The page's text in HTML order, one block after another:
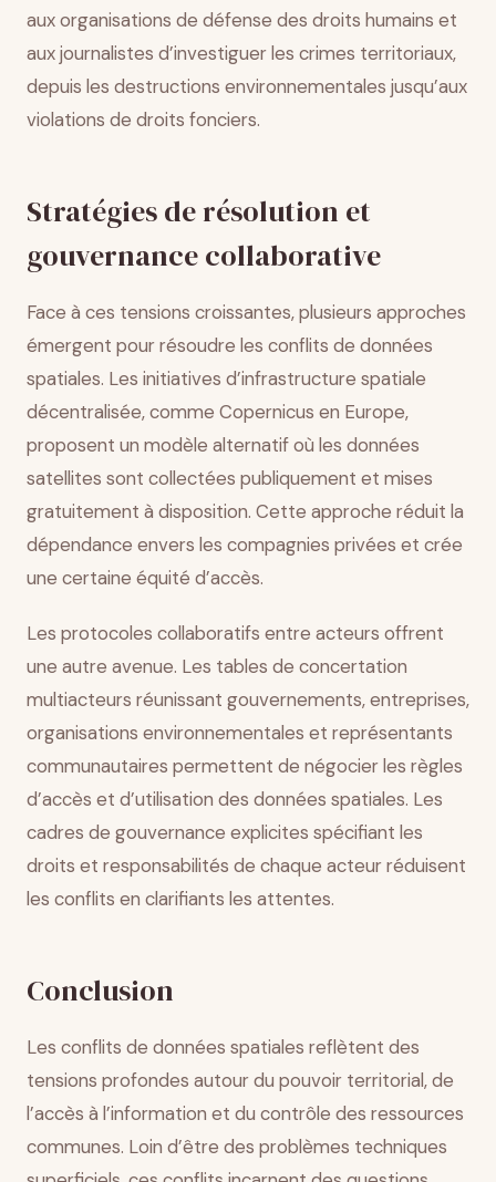
aux organisations de défense des droits humains et
aux journalistes d’investiguer les crimes territoriaux,
depuis les destructions environnementales jusqu’aux
violations de droits fonciers.
Stratégies de résolution et
gouvernance collaborative
Face à ces tensions croissantes, plusieurs approches
émergent pour résoudre les conflits de données
spatiales. Les initiatives d’infrastructure spatiale
décentralisée, comme Copernicus en Europe,
proposent un modèle alternatif où les données
satellites sont collectées publiquement et mises
gratuitement à disposition. Cette approche réduit la
dépendance envers les compagnies privées et crée
une certaine équité d’accès.
Les protocoles collaboratifs entre acteurs offrent
une autre avenue. Les tables de concertation
multiacteurs réunissant gouvernements, entreprises,
organisations environnementales et représentants
communautaires permettent de négocier les règles
d’accès et d’utilisation des données spatiales. Les
cadres de gouvernance explicites spécifiant les
droits et responsabilités de chaque acteur réduisent
les conflits en clarifiants les attentes.
Conclusion
Les conflits de données spatiales reflètent des
tensions profondes autour du pouvoir territorial, de
l’accès à l’information et du contrôle des ressources
communes. Loin d’être des problèmes techniques